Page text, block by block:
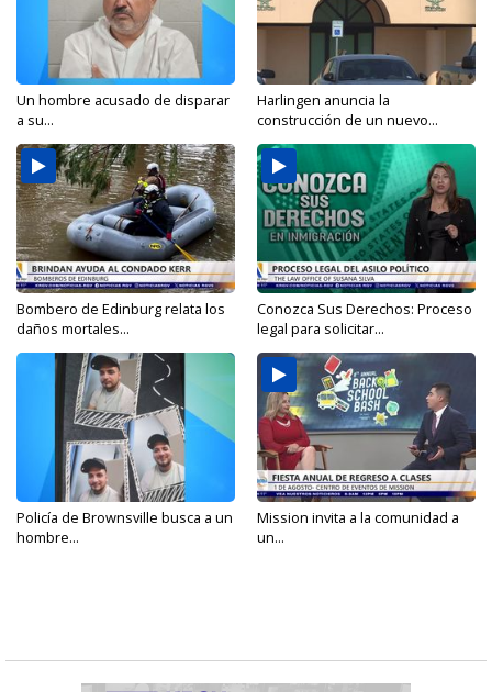
Un hombre acusado de disparar
a su...
Harlingen anuncia la
construcción de un nuevo...
Bombero de Edinburg relata los
daños mortales...
Conozca Sus Derechos: Proceso
legal para solicitar...
Policía de Brownsville busca a un
hombre...
Mission invita a la comunidad a
un...